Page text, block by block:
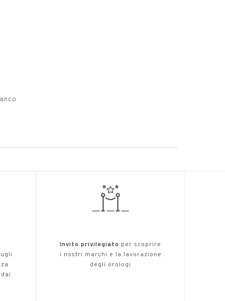
Invito privilegiato per scoprire
i nostri marchi e la lavorazione
degli orologi